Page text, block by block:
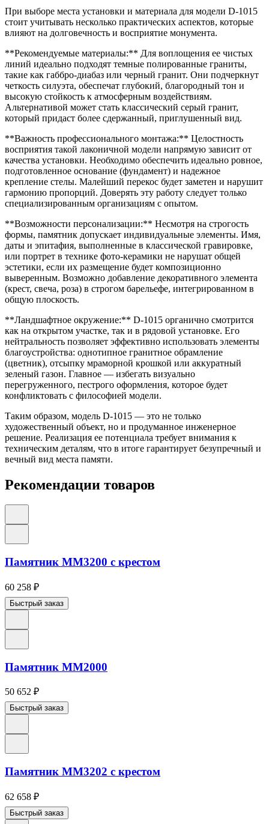
При выборе места установки и материала для модели D-1015
стоит учитывать несколько практических аспектов, которые
влияют на долговечность и восприятие монумента.
**Рекомендуемые материалы:** Для воплощения ее чистых
линий идеально подходят темные полированные граниты,
такие как габбро-диабаз или черный гранит. Они подчеркнут
четкость силуэта, обеспечат глубокий, благородный тон и
высокую стойкость к атмосферным воздействиям.
Альтернативой может стать классический серый гранит,
который придаст более сдержанный, приглушенный вид.
**Важность профессионального монтажа:** Целостность
восприятия такой лаконичной модели напрямую зависит от
качества установки. Необходимо обеспечить идеально ровное,
подготовленное основание (фундамент) и надежное
крепление стелы. Малейший перекос будет заметен и нарушит
гармонию пропорций. Доверять эту работу следует только
специализированным организациям с опытом.
**Возможности персонализации:** Несмотря на строгость
формы, памятник допускает индивидуальные элементы. Имя,
даты и эпитафия, выполненные в классической гравировке,
или портрет в технике фото-керамики не нарушат общей
эстетики, если их размещение будет композиционно
выверенным. Возможно добавление декоративного элемента
(крест, свеча, роза) в строгом барельефе, интегрированном в
общую плоскость.
**Ландшафтное окружение:** D-1015 органично смотрится
как на открытом участке, так и в рядовой установке. Его
нейтральность позволяет эффективно использовать элементы
благоустройства: однотипное гранитное обрамление
(цветник), отсыпку мраморной крошкой или аккуратный
зеленый газон. Главное — избегать визуально
перегруженного, пестрого оформления, которое будет
конфликтовать с философией модели.
Таким образом, модель D-1015 — это не только
художественный объект, но и продуманное инженерное
решение. Реализация ее потенциала требует внимания к
техническим деталям, что в итоге гарантирует безупречный и
вечный вид места памяти.
Рекомендации товаров
Памятник ММ3200 с крестом
60 258 ₽
Быстрый заказ
Памятник ММ2000
50 652 ₽
Быстрый заказ
Памятник ММ3202 с крестом
62 658 ₽
Быстрый заказ